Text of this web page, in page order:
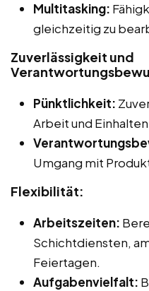
Multitasking:
gleichzeitig zu
Zuverlässigkeit und
Pünktlichkeit:
Arbeit und
Umgang mit
Flexibilität:
Arbeitszeiten:
Schichtdiensten,
Feiertagen.
Aufgabenvielfalt: